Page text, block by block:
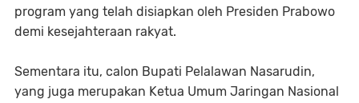
program yang telah disiapkan oleh Presiden Prabowo
demi kesejahteraan rakyat.
Sementara itu, calon Bupati Pelalawan Nasarudin,
yang juga merupakan Ketua Umum Jaringan Nasional